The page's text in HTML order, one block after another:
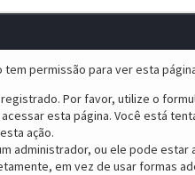
permissão para ver esta
Por favor, utilize o
esta página. Você está
ação.
administrador, ou ele pode estar
em vez de usar formas